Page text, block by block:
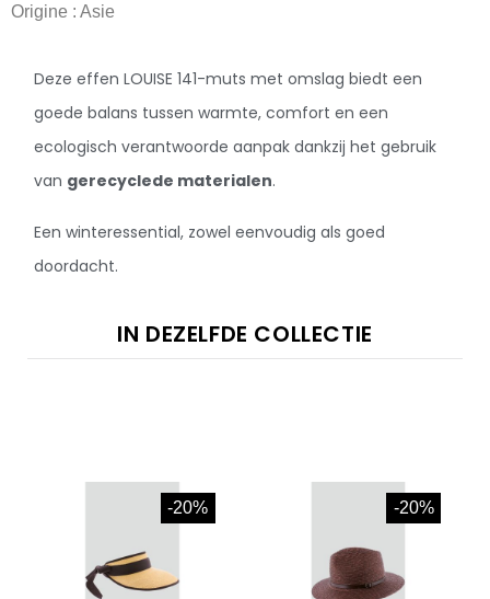
Origine : Asie
Deze effen LOUISE 141-muts met omslag biedt een
goede balans tussen warmte, comfort en een
ecologisch verantwoorde aanpak dankzij het gebruik
van gerecyclede materialen.
Een winteressential, zowel eenvoudig als goed
doordacht.
IN DEZELFDE COLLECTIE
-20% -20%